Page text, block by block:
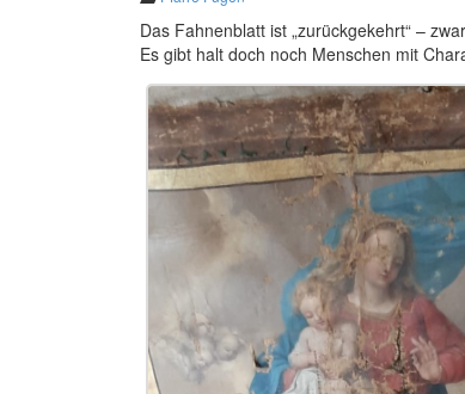
Das Fahnenblatt ist „zurückgekehrt“ –
Es gibt halt doch noch Menschen mit